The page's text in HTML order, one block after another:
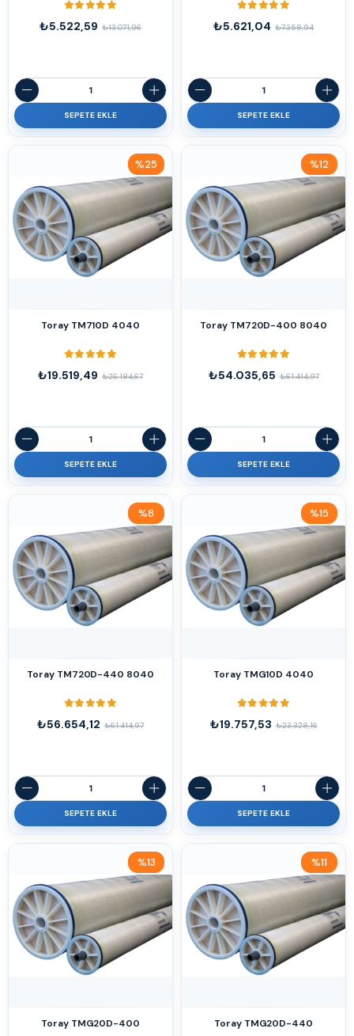
₺5.522,59 ₺13.071,96
SEPETE EKLE
₺5.621,04 ₺7.358,94
SEPETE EKLE
Toray TM710D 4040
₺19.519,49 ₺26.184,67
%25
İndirim
%25İndirim
SEPETE EKLE
Toray TM720D-400 8040
₺54.035,65 ₺61.414,97
%12
İndirim
%12İndirim
SEPETE EKLE
Toray TM720D-440 8040
₺56.654,12 ₺61.414,97
%8
İndirim
%8İndirim
SEPETE EKLE
Toray TMG10D 4040
₺19.757,53 ₺23.328,16
%15
İndirim
%15İndirim
SEPETE EKLE
Toray TMG20D-400
%13
İndirim
%13İndirim
Toray TMG20D-440
%11
İndirim
%11İndirim